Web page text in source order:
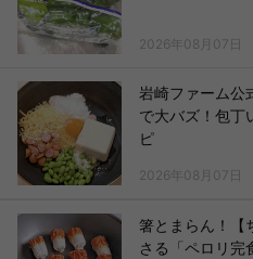
2026年08月07日
岩崎ファーム公
で大バズ！包丁
ピ
2026年08月07日
箸とまらん！【
さる「ペロリ完